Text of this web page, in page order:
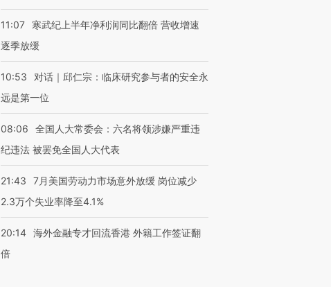
11:07
寒武纪上半年净利润同比翻倍 营收增速
逐季放缓
10:53
对话｜邱仁宗：临床研究参与者的安全永
远是第一位
08:06
全国人大常委会：六名将领涉嫌严重违
纪违法 被罢免全国人大代表
21:43
7月美国劳动力市场意外放缓 岗位减少
2.3万个失业率降至4.1%
20:14 海外金融专才回流香港 外籍工作签证翻
倍